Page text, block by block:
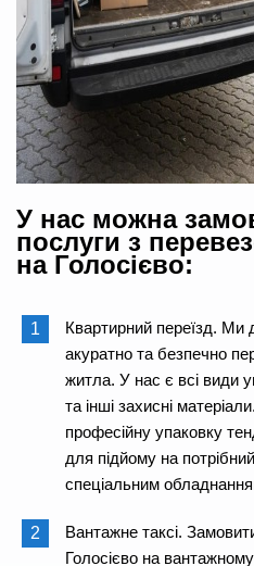
У нас можна
послуги з
на Голосієво:
Квартирний переїзд.
акуратно та безпечно
житла. У нас є всі види
та інші захисні
професійну упаковку
для підйому на
спеціальним
Вантажне таксі.
Голосієво на